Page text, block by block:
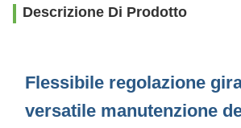
Descrizione Di Prodotto
Flessibile regolazione
versatile manutenzione